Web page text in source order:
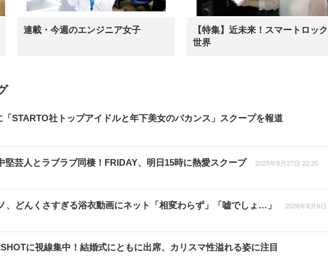
連載・今週のエンジニア女子
【特集】近未来！スマートロッ
世界
「STARTO社トップアイドルと年下美女のバカンス」スクープを報道
堅芸人とラブラブ同棲！FRIDAY、明日15時に熱愛スクープ 2025年8月27日 22:20
、どんくさすぎる浴衣動画にネット「相変わらず」「嘘でしょ…」 2026年8月6
に視線集中！結婚式にともに出席、カリスマ性溢れる姿に注目